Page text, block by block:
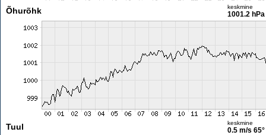
Õhurõhk keskmine
1001.2 hPa
Tuul keskmine
0.5 m/s 65°